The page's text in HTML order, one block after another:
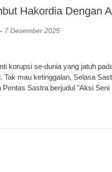
Hakordia Dengan
7 Desember 2025
korupsi se-dunia yang jatuh
Tak mau ketinggalan, Selasa
Pentas Sastra berjudul "Aksi